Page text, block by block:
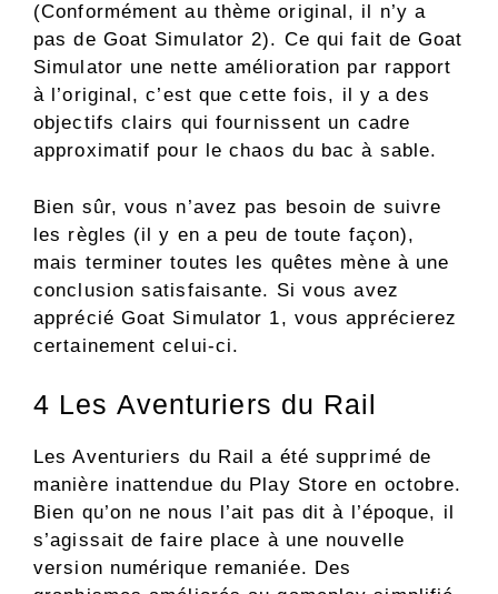
(Conformément au thème original, il n’y a
pas de Goat Simulator 2). Ce qui fait de Goat
Simulator une nette amélioration par rapport
à l’original, c’est que cette fois, il y a des
objectifs clairs qui fournissent un cadre
approximatif pour le chaos du bac à sable.
Bien sûr, vous n’avez pas besoin de suivre
les règles (il y en a peu de toute façon),
mais terminer toutes les quêtes mène à une
conclusion satisfaisante. Si vous avez
apprécié Goat Simulator 1, vous apprécierez
certainement celui-ci.
4 Les Aventuriers du Rail
Les Aventuriers du Rail a été supprimé de
manière inattendue du Play Store en octobre.
Bien qu’on ne nous l’ait pas dit à l’époque, il
s’agissait de faire place à une nouvelle
version numérique remaniée. Des